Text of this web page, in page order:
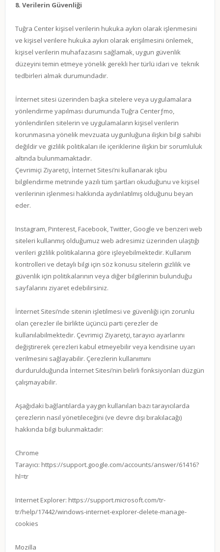
8. Verilerin Güvenliği
Tuğra Center kişisel verilerin hukuka aykırı olarak işlenmesini
ve kişisel verilere hukuka aykırı olarak erişilmesini önlemek,
kişisel verilerin muhafazasını sağlamak, uygun güvenlik
düzeyini temin etmeye yönelik gerekli her türlü idari ve teknik
tedbirleri almak durumundadır.
İnternet sitesi üzerinden başka sitelere veya uygulamalara
yönlendirme yapılması durumunda Tuğra Centerƒmo,
yönlendirilen sitelerin ve uygulamaların kişisel verilerin
korunmasına yönelik mevzuata uygunluğuna ilişkin bilgi sahibi
değildir ve gizlilik politikaları ile içeriklerine ilişkin bir sorumluluk
altında bulunmamaktadır.
Çevrimiçi Ziyaretçi, İnternet Sitesi’ni kullanarak işbu
bilgilendirme metninde yazılı tüm şartları okuduğunu ve kişisel
verilerinin işlenmesi hakkında aydınlatılmış olduğunu beyan
eder.
Instagram, Pinterest, Facebook, Twitter, Google ve benzeri web
siteleri kullanmış olduğumuz web adresimiz üzerinden ulaştığı
verileri gizlilik politikalarına göre işleyebilmektedir. Kullanım
kontrolleri ve detaylı bilgi için söz konusu sitelerin gizlilik ve
güvenlik için politikalarının veya diğer bilgilerinin bulunduğu
sayfalarını ziyaret edebilirsiniz.
İnternet Sitesi’nde sitenin işletilmesi ve güvenliği için zorunlu
olan çerezler ile birlikte üçüncü parti çerezler de
kullanılabilmektedir. Çevrimiçi Ziyaretçi, tarayıcı ayarlarını
değiştirerek çerezleri kabul etmeyebilir veya kendisine uyarı
verilmesini sağlayabilir. Çerezlerin kullanımını
durdurulduğunda İnternet Sitesi’nin belirli fonksiyonları düzgün
çalışmayabilir.
Aşağıdaki bağlantılarda yaygın kullanılan bazı tarayıcılarda
çerezlerin nasıl yönetileceğini (ve devre dışı bırakılacağı)
hakkında bilgi bulunmaktadır:
Chrome
Tarayıcı: https://support.google.com/accounts/answer/61416?
hl=tr
Internet Explorer: https://support.microsoft.com/tr-
tr/help/17442/windows-internet-explorer-delete-manage-
cookies
Mozilla